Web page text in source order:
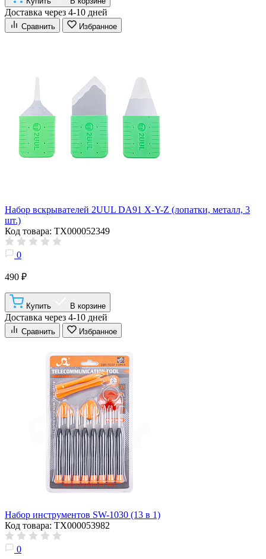
Доставка через 4-10 дней
Сравнить Избранное
Набор вскрывателей 2UUL DA91 X-Y-Z (лопатки, металл, 3
шт.)
Код товара: ТХ000052349
0
490 ₽
Купить В корзине
Доставка через 4-10 дней
Сравнить Избранное
Набор инструментов SW-1030 (13 в 1)
Код товара: ТХ000053982
0